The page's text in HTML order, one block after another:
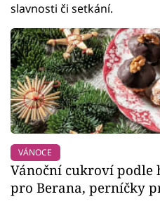
slavnosti či setkání.
VÁNOCE
Vánoční cukroví podle
pro Berana, perníčky